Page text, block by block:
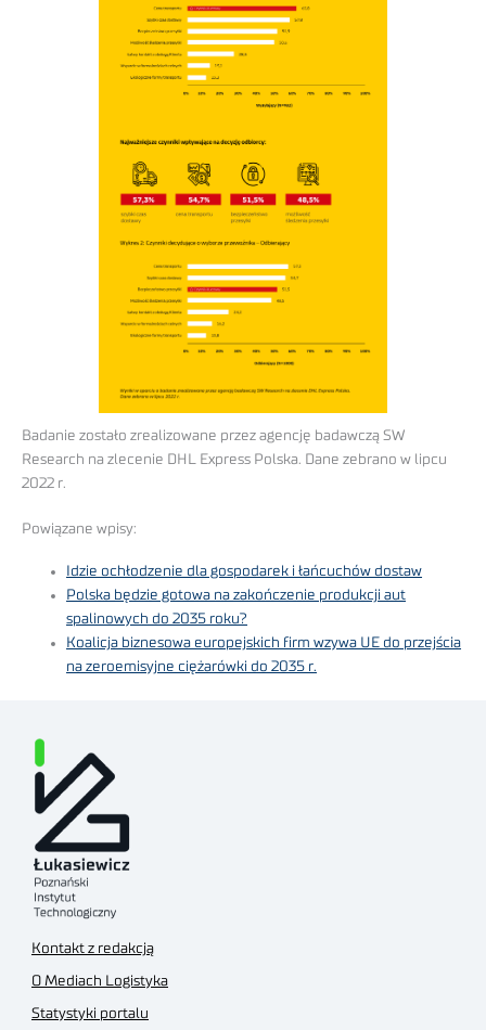
Badanie zostało zrealizowane przez agencję badawczą SW
Research na zlecenie DHL Express Polska. Dane zebrano w lipcu
2022 r.
Powiązane wpisy:
Idzie ochłodzenie dla gospodarek i łańcuchów dostaw
Polska będzie gotowa na zakończenie produkcji aut
spalinowych do 2035 roku?
Koalicja biznesowa europejskich firm wzywa UE do przejścia
na zeroemisyjne ciężarówki do 2035 r.
Kontakt z redakcją
O Mediach Logistyka
Statystyki portalu